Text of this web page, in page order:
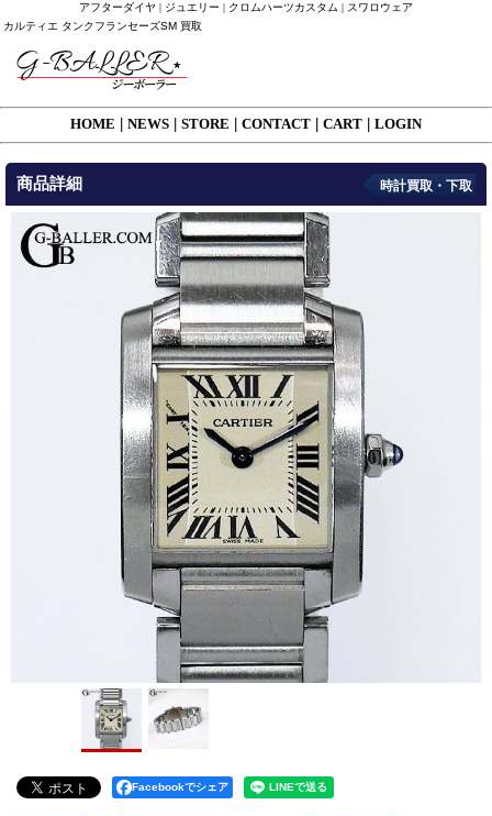
アフターダイヤ | ジュエリー | クロムハーツカスタム | スワロウェア
カルティエ タンクフランセーズSM 買取
HOME NEWS STORE CONTACT CART LOGIN
商品詳細 時計買取・下取
Facebookでシェア